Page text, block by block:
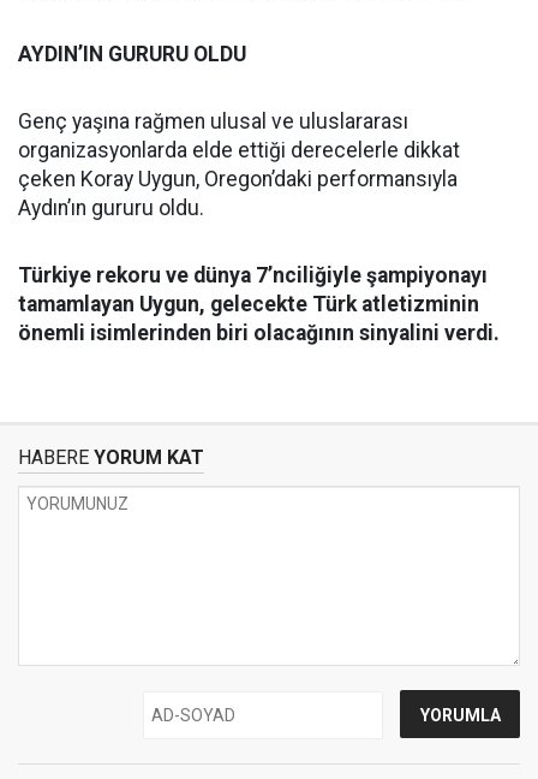
AYDIN’IN GURURU OLDU
Genç yaşına rağmen ulusal ve uluslararası
organizasyonlarda elde ettiği derecelerle dikkat
çeken Koray Uygun, Oregon’daki performansıyla
Aydın’ın gururu oldu.
Türkiye rekoru ve dünya 7’nciliğiyle şampiyonayı
tamamlayan Uygun, gelecekte Türk atletizminin
önemli isimlerinden biri olacağının sinyalini verdi.
HABERE YORUM KAT